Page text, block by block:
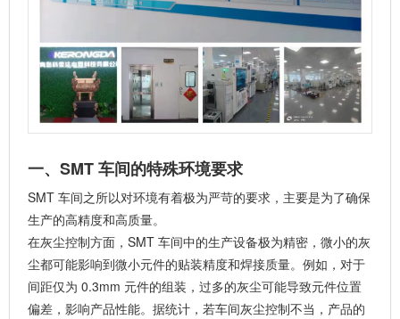
一、SMT 车间的特殊环境要求
SMT 车间之所以对环境有着极为严苛的要求，主要是为了确保
生产的高精度和高质量。
在灰尘控制方面，SMT 车间中的生产设备极为精密，微小的灰
尘都可能影响到微小元件的贴装精度和焊接质量。例如，对于
间距仅为 0.3mm 元件的组装，过多的灰尘可能导致元件位置
偏差，影响产品性能。据统计，若车间灰尘控制不当，产品的